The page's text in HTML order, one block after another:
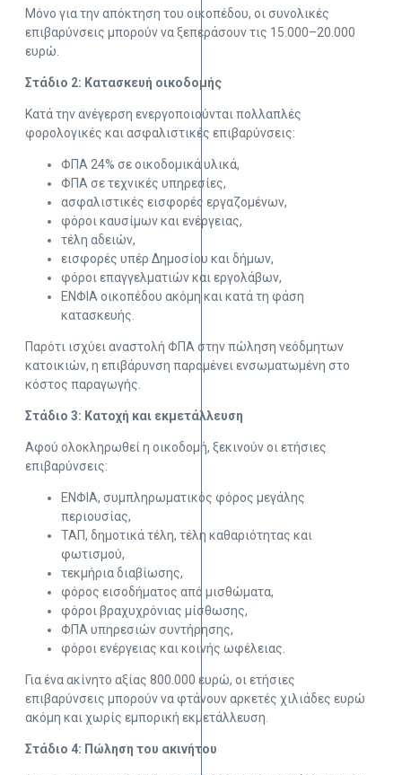
Μόνο για την απόκτηση του οικοπέδου, οι συνολικές
επιβαρύνσεις μπορούν να ξεπεράσουν τις 15.000–20.000
ευρώ.
Στάδιο 2: Κατασκευή οικοδομής
Κατά την ανέγερση ενεργοποιούνται πολλαπλές
φορολογικές και ασφαλιστικές επιβαρύνσεις:
ΦΠΑ 24% σε οικοδομικά υλικά,
ΦΠΑ σε τεχνικές υπηρεσίες,
ασφαλιστικές εισφορές εργαζομένων,
φόροι καυσίμων και ενέργειας,
τέλη αδειών,
εισφορές υπέρ Δημοσίου και δήμων,
φόροι επαγγελματιών και εργολάβων,
ΕΝΦΙΑ οικοπέδου ακόμη και κατά τη φάση
κατασκευής.
Παρότι ισχύει αναστολή ΦΠΑ στην πώληση νεόδμητων
κατοικιών, η επιβάρυνση παραμένει ενσωματωμένη στο
κόστος παραγωγής.
Στάδιο 3: Κατοχή και εκμετάλλευση
Αφού ολοκληρωθεί η οικοδομή, ξεκινούν οι ετήσιες
επιβαρύνσεις:
ΕΝΦΙΑ, συμπληρωματικός φόρος μεγάλης
περιουσίας,
ΤΑΠ, δημοτικά τέλη, τέλη καθαριότητας και
φωτισμού,
τεκμήρια διαβίωσης,
φόρος εισοδήματος από μισθώματα,
φόροι βραχυχρόνιας μίσθωσης,
ΦΠΑ υπηρεσιών συντήρησης,
φόροι ενέργειας και κοινής ωφέλειας.
Για ένα ακίνητο αξίας 800.000 ευρώ, οι ετήσιες
επιβαρύνσεις μπορούν να φτάνουν αρκετές χιλιάδες ευρώ
ακόμη και χωρίς εμπορική εκμετάλλευση.
Στάδιο 4: Πώληση του ακινήτου